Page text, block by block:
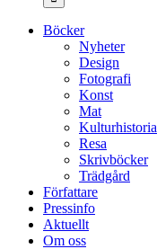
Böcker
Nyheter
Design
Fotografi
Konst
Mat
Kulturhistoria
Resa
Skrivböcker
Trädgård
Författare
Pressinfo
Aktuellt
Om oss